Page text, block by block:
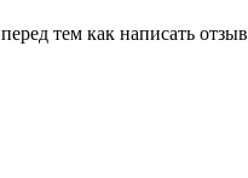
перед тем как написать отзыв